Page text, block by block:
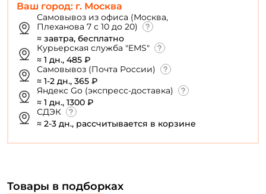
Ваш город: г. Москва
Самовывоз из офиса (Москва,
Плеханова 7 с 10 до 20)
≈ завтра, бесплатно
Курьерская служба "EMS"
≈ 1 дн., 485 ₽
Самовывоз (Почта России)
≈ 1-2 дн., 365 ₽
Яндекс Go (экспресс-доставка)
≈ 1 дн., 1300 ₽
СДЭК
≈ 2-3 дн., рассчитывается в корзине
Товары в подборках